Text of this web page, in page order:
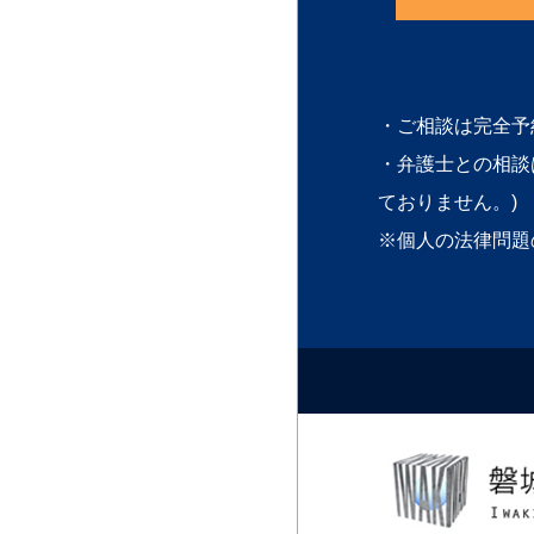
・ご相談は完全
・弁護士との相
ておりません。)
※個人の法律問題